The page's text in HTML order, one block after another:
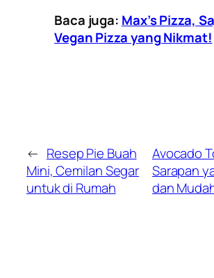
Baca juga: Max’s Pizza,
Vegan Pizza yang Nikmat!
← Resep Pie Buah
Mini, Cemilan Segar
untuk di Rumah
Avocado
Sarapan
dan